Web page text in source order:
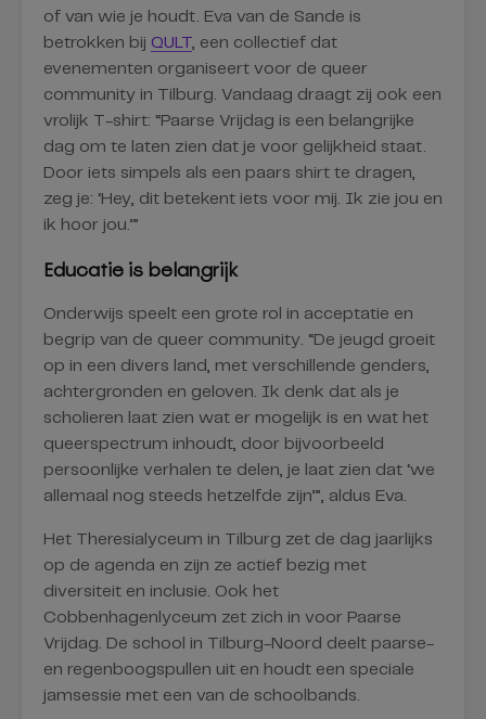
of van wie je houdt. Eva van de Sande is
betrokken bij QULT , een collectief dat
evenementen organiseert voor de queer
community in Tilburg. Vandaag draagt zij ook een
vrolijk T-shirt: “Paarse Vrijdag is een belangrijke
dag om te laten zien dat je voor gelijkheid staat.
Door iets simpels als een paars shirt te dragen,
zeg je: ‘Hey, dit betekent iets voor mij. Ik zie jou en
ik hoor jou.’”
Educatie is belangrijk
Onderwijs speelt een grote rol in acceptatie en
begrip van de queer community. “De jeugd groeit
op in een divers land, met verschillende genders,
achtergronden en geloven. Ik denk dat als je
scholieren laat zien wat er mogelijk is en wat het
queerspectrum inhoudt, door bijvoorbeeld
persoonlijke verhalen te delen, je laat zien dat ‘we
allemaal nog steeds hetzelfde zijn’”, aldus Eva.
Het Theresialyceum in Tilburg zet de dag jaarlijks
op de agenda en zijn ze actief bezig met
diversiteit en inclusie. Ook het
Cobbenhagenlyceum zet zich in voor Paarse
Vrijdag. De school in Tilburg-Noord deelt paarse-
en regenboogspullen uit en houdt een speciale
jamsessie met een van de schoolbands.